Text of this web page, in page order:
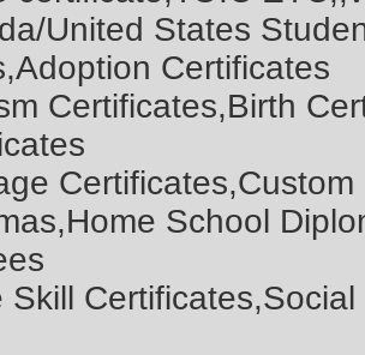
United States
Certificates
Certificates,Birth
School
Skill